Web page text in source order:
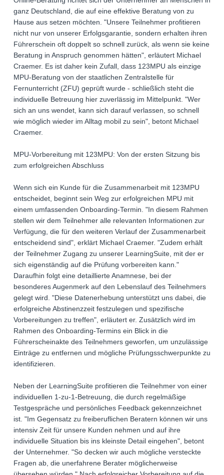
ganz Deutschland, die auf eine effektive Beratung von zu
Hause aus setzen möchten. "Unsere Teilnehmer profitieren
nicht nur von unserer Erfolgsgarantie, sondern erhalten ihren
Führerschein oft doppelt so schnell zurück, als wenn sie keine
Beratung in Anspruch genommen hätten", erläutert Michael
Craemer. Es ist daher kein Zufall, dass 123MPU als einzige
MPU-Beratung von der staatlichen Zentralstelle für
Fernunterricht (ZFU) geprüft wurde - schließlich steht die
individuelle Betreuung hier zuverlässig im Mittelpunkt. "Wer
sich an uns wendet, kann sich darauf verlassen, so schnell
wie möglich wieder im Alltag mobil zu sein", betont Michael
Craemer.
MPU-Vorbereitung mit 123MPU: Von der ersten Sitzung bis
zum erfolgreichen Abschluss
Wenn sich ein Kunde für die Zusammenarbeit mit 123MPU
entscheidet, beginnt sein Weg zur erfolgreichen MPU mit
einem umfassenden Onboarding-Termin. "In diesem Rahmen
stellen wir dem Teilnehmer alle relevanten Informationen zur
Verfügung, die für den weiteren Verlauf der Zusammenarbeit
entscheidend sind", erklärt Michael Craemer. "Zudem erhält
der Teilnehmer Zugang zu unserer LearningSuite, mit der er
sich eigenständig auf die Prüfung vorbereiten kann."
Daraufhin folgt eine detaillierte Anamnese, bei der
besonderes Augenmerk auf den Lebenslauf des Teilnehmers
gelegt wird. "Diese Datenerhebung unterstützt uns dabei, die
erfolgreiche Abstinenzzeit festzulegen und spezifische
Vorbereitungen zu treffen", erläutert er. Zusätzlich wird im
Rahmen des Onboarding-Termins ein Blick in die
Führerscheinakte des Teilnehmers geworfen, um unzulässige
Einträge zu entfernen und mögliche Prüfungsschwerpunkte zu
identifizieren.
Neben der LearningSuite profitieren die Teilnehmer von einer
individuellen 1-zu-1-Betreuung, die durch regelmäßige
Testgespräche und persönliches Feedback gekennzeichnet
ist. "Im Gegensatz zu freiberuflichen Beratern können wir uns
intensiv Zeit für unsere Kunden nehmen und auf ihre
individuelle Situation bis ins kleinste Detail eingehen", betont
der Unternehmer. "So decken wir auch mögliche versteckte
Fragen ab, die unerfahrene Berater möglicherweise